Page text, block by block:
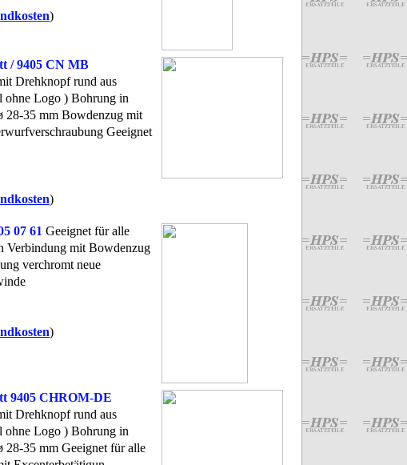
)
/ 9405 CN MB
Drehknopf rund aus
ohne Logo ) Bohrung in
28-35 mm Bowdenzug mit
Geeignet
)
07 61 Geeignet für alle
mit Bowdenzug
verchromt neue
)
9405 CHROM-DE
Drehknopf rund aus
ohne Logo ) Bohrung in
28-35 mm Geeignet für alle